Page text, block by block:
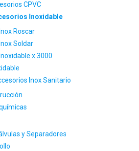
CPVC
Inoxidable
Roscar
Soldar
x 3000
Inox Sanitario
y Separadores